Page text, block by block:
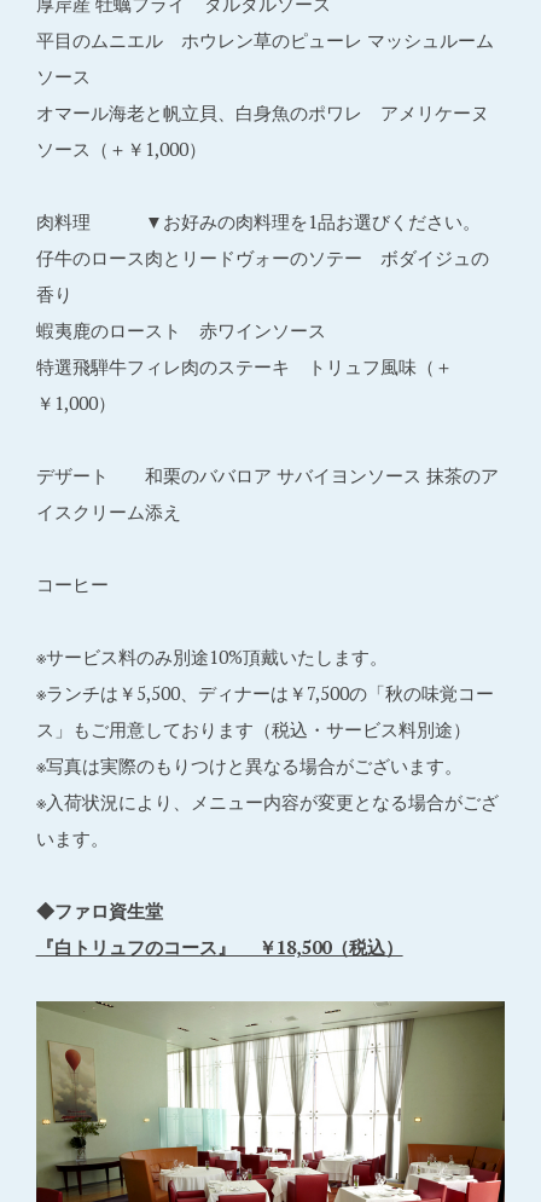
平目のムニエル ホウレン草のピューレ マッシュルーム
ソース
オマール海老と帆立貝、白身魚のポワレ アメリケーヌ
ソース（＋￥1,000）
肉料理 ▼お好みの肉料理を1品お選びください。
仔牛のロース肉とリードヴォーのソテー ボダイジュの
香り
蝦夷鹿のロースト 赤ワインソース
特選飛騨牛フィレ肉のステーキ トリュフ風味（＋
￥1,000）
デザート 和栗のババロア サバイヨンソース 抹茶のア
イスクリーム添え
コーヒー
※サービス料のみ別途10%頂戴いたします。
※ランチは￥5,500、ディナーは￥7,500の「秋の味覚コー
ス」もご用意しております（税込・サービス料別途）
※写真は実際のもりつけと異なる場合がございます。
※入荷状況により、メニュー内容が変更となる場合がござ
います。
◆ファロ資生堂
『白トリュフのコース』 ￥18,500（税込）